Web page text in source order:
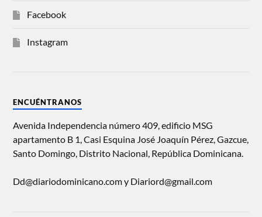
Facebook
Instagram
ENCUÉNTRANOS
Avenida Independencia número 409, edificio MSG
apartamento B 1, Casi Esquina José Joaquín Pérez, Gazcue,
Santo Domingo, Distrito Nacional, República Dominicana.
Dd@diariodominicano.com y Diariord@gmail.com